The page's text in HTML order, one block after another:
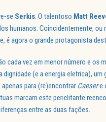
se Serkis. O talentoso Matt
humanos. Coincidentemente, ou
é agora o grande protagonista
cada vez em menor número e
(e a energia eletrica), um
para (re)encontrar Caesere
marcam este periclitante
entre as duas fações.